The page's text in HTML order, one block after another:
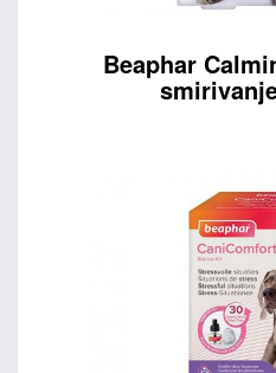
Beaphar